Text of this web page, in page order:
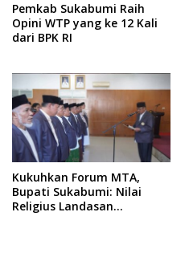
Pemkab Sukabumi Raih
Opini WTP yang ke 12 Kali
dari BPK RI
Kukuhkan Forum MTA,
Bupati Sukabumi: Nilai
Religius Landasan